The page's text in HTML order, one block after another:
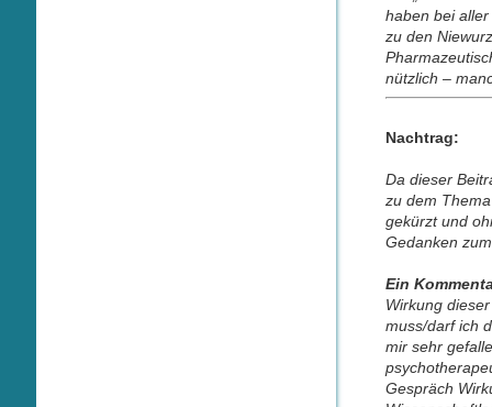
haben bei
zu den
nützlich –
Nachtrag:
Da dieser
zu dem
gekürzt und
Gedanken
Ein
Wirkung
muss/darf ich
mir sehr
Gespräch